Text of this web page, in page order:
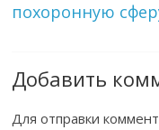
похоронную
Добавить
Для отправки